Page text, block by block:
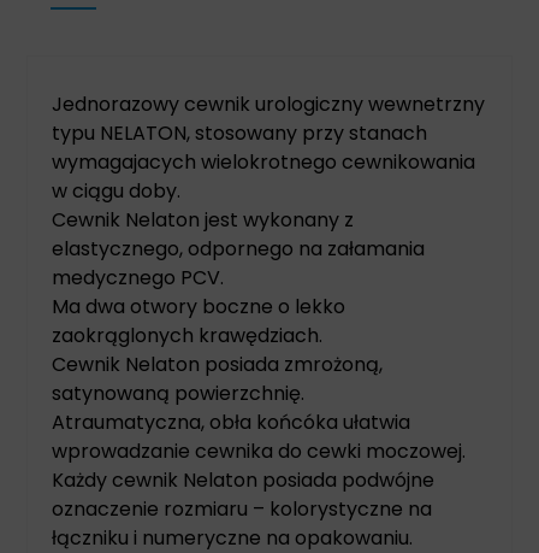
Jednorazowy cewnik urologiczny wewnetrzny
typu NELATON, stosowany przy stanach
wymagajacych wielokrotnego cewnikowania
w ciągu doby.
Cewnik Nelaton jest wykonany z
elastycznego, odpornego na załamania
medycznego PCV.
Ma dwa otwory boczne o lekko
zaokrąglonych krawędziach.
Cewnik Nelaton posiada zmrożoną,
satynowaną powierzchnię.
Atraumatyczna, obła końcóka ułatwia
wprowadzanie cewnika do cewki moczowej.
Każdy cewnik Nelaton posiada podwójne
oznaczenie rozmiaru – kolorystyczne na
łączniku i numeryczne na opakowaniu.